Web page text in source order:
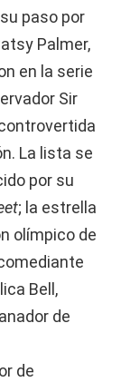
paso por
Palmer,
en la serie
Sir
La lista se
por su
; la estrella
olímpico de
Bell,
de
de